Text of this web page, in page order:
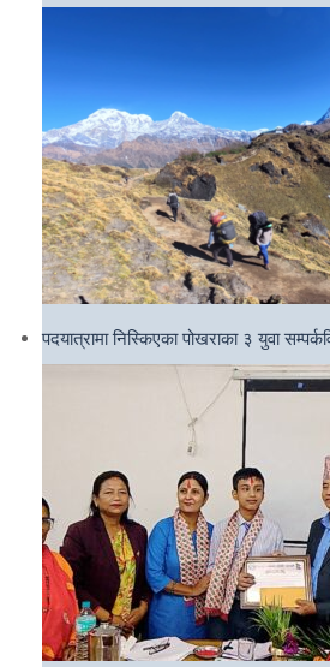
पदयात्रामा निस्किएका पोखराका ३ युवा